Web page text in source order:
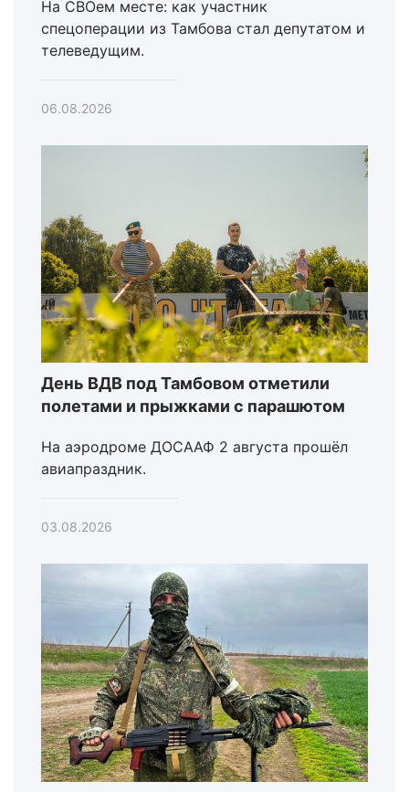
На СВОем месте: как участник
спецоперации из Тамбова стал депутатом и
телеведущим.
06.08.2026
День ВДВ под Тамбовом отметили
полетами и прыжками с парашютом
На аэродроме ДОСААФ 2 августа прошёл
авиапраздник.
03.08.2026